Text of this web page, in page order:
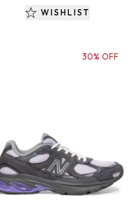
WISHLIST
30% OFF